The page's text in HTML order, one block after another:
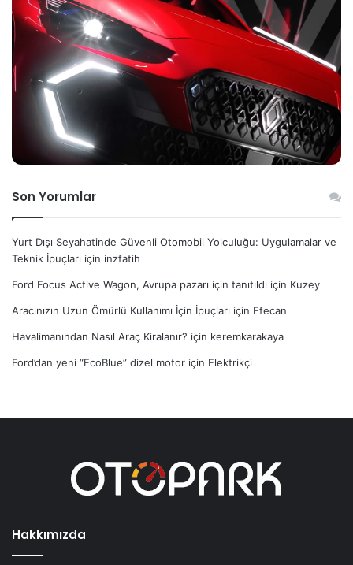
Son Yorumlar
Yurt Dışı Seyahatinde Güvenli Otomobil Yolculuğu: Uygulamalar ve
Teknik İpuçları için inzfatih
Ford Focus Active Wagon, Avrupa pazarı için tanıtıldı için Kuzey
Aracınızın Uzun Ömürlü Kullanımı İçin İpuçları için Efecan
Havalimanından Nasıl Araç Kiralanır? için keremkarakaya
Ford’dan yeni “EcoBlue” dizel motor için Elektrikçi
Hakkımızda